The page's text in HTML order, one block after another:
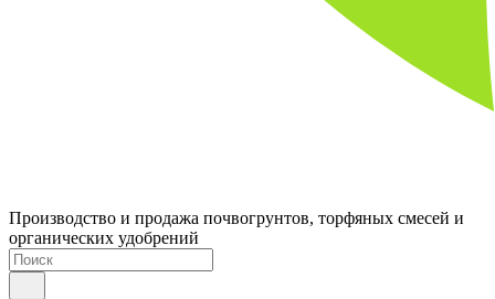
Производство и продажа почвогрунтов, торфяных смесей и
органических удобрений